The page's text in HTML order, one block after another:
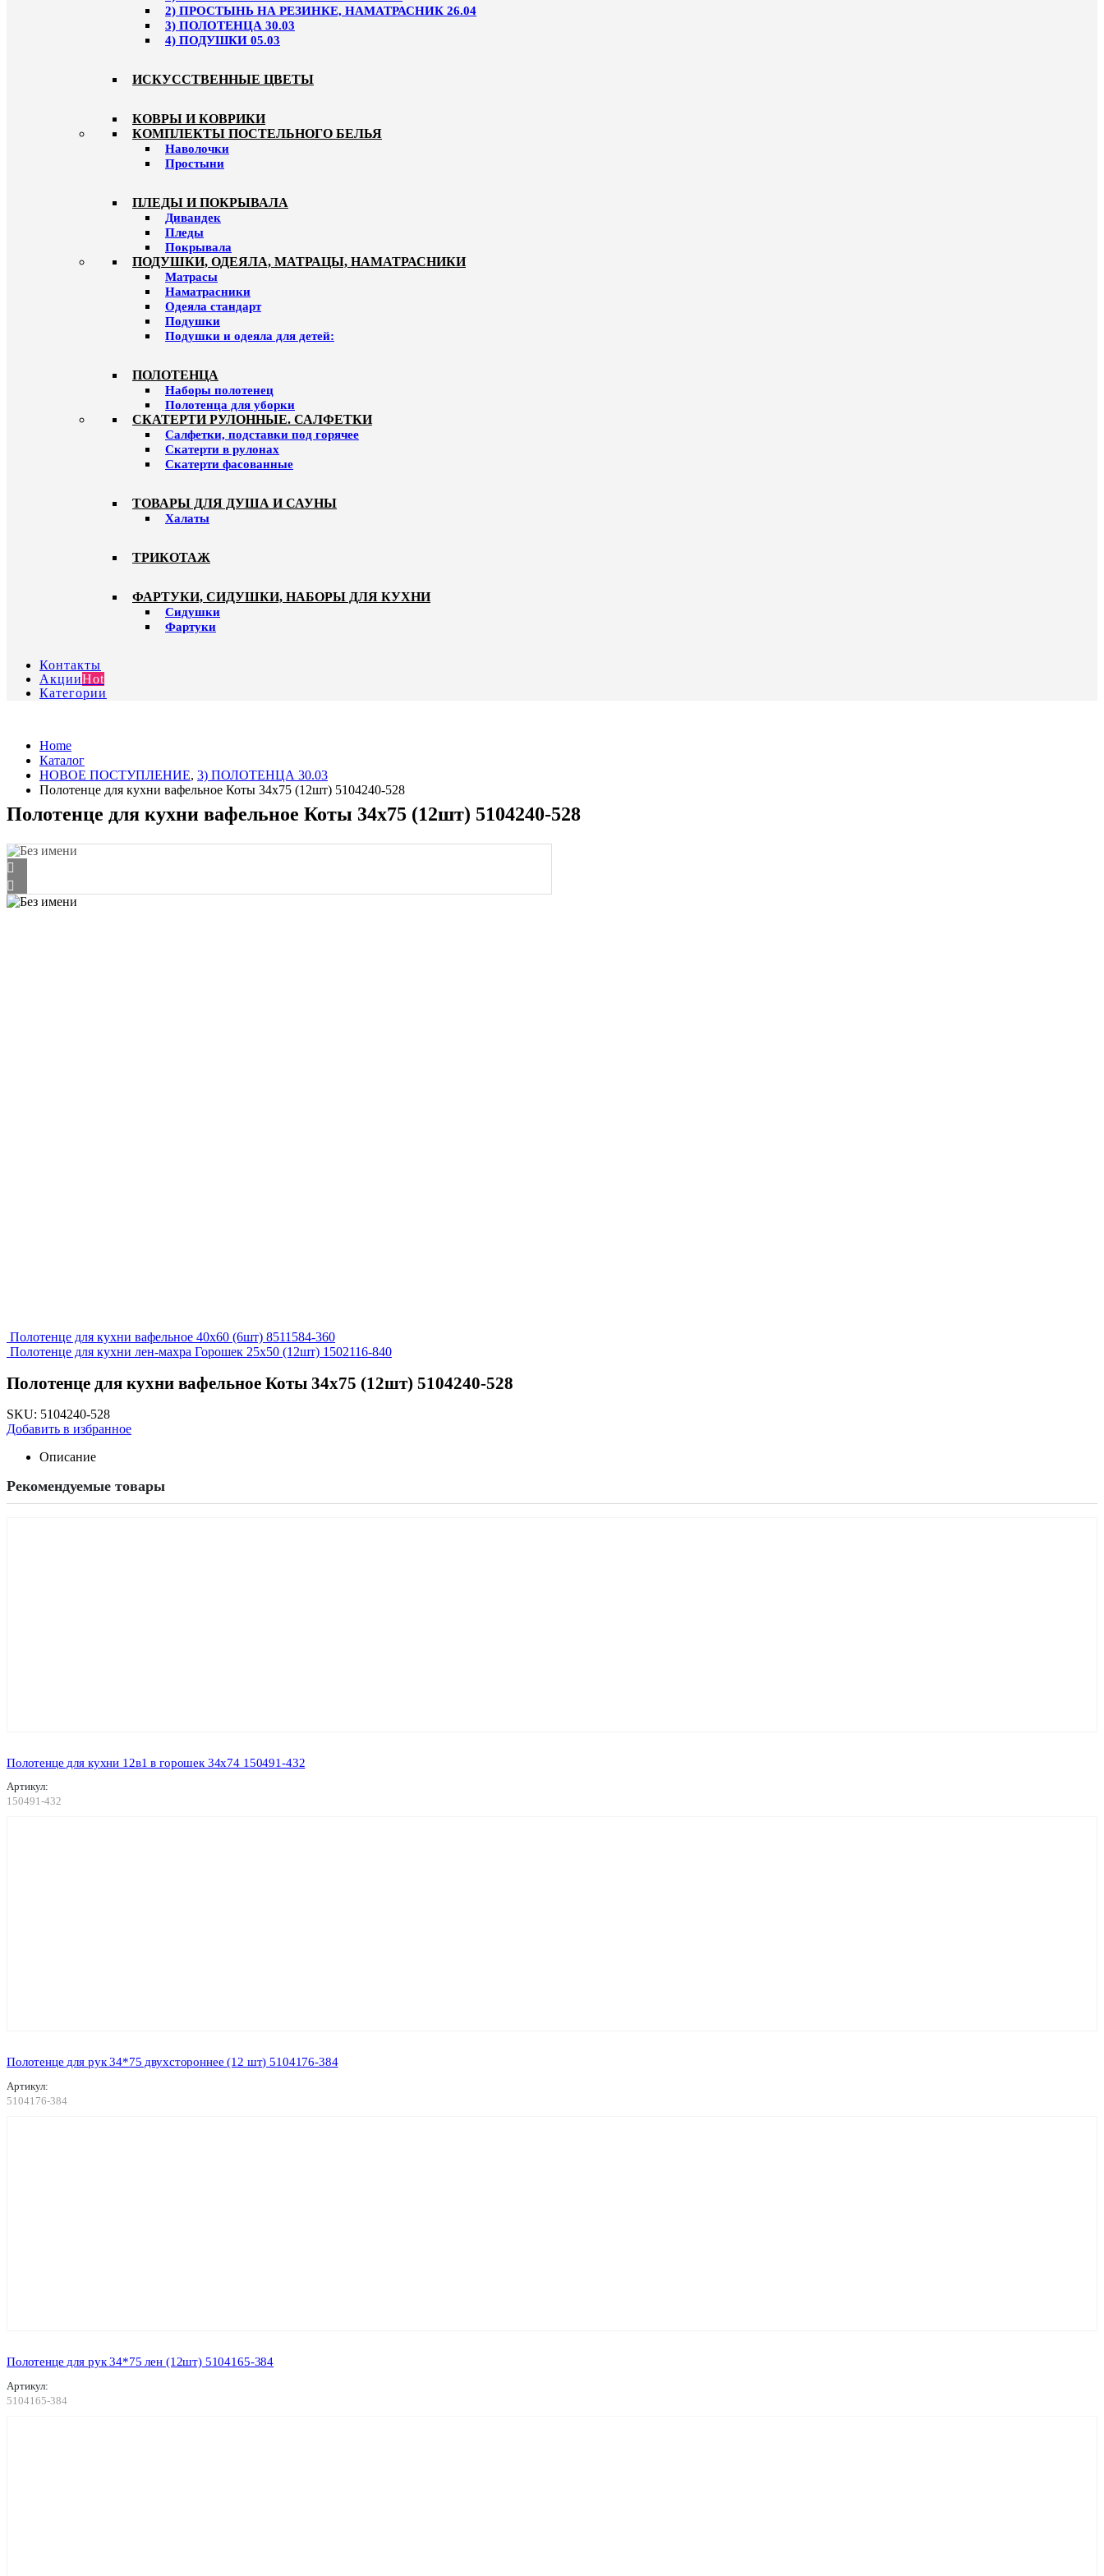
2) ПРОСТЫНЬ НА РЕЗИНКЕ, НАМАТРАСНИК 26.04
3) ПОЛОТЕНЦА 30.03
4) ПОДУШКИ 05.03
ИСКУССТВЕННЫЕ ЦВЕТЫ
КОВРЫ И КОВРИКИ
КОМПЛЕКТЫ ПОСТЕЛЬНОГО БЕЛЬЯ
Наволочки
Простыни
ПЛЕДЫ И ПОКРЫВАЛА
Дивандек
Пледы
Покрывала
ПОДУШКИ, ОДЕЯЛА, МАТРАЦЫ, НАМАТРАСНИКИ
Матрасы
Наматрасники
Одеяла стандарт
Подушки
Подушки и одеяла для детей:
ПОЛОТЕНЦА
Наборы полотенец
Полотенца для уборки
СКАТЕРТИ РУЛОННЫЕ. САЛФЕТКИ
Салфетки, подставки под горячее
Скатерти в рулонах
Скатерти фасованные
ТОВАРЫ ДЛЯ ДУША И САУНЫ
Халаты
ТРИКОТАЖ
ФАРТУКИ, СИДУШКИ, НАБОРЫ ДЛЯ КУХНИ
Сидушки
Фартуки
Контакты
АкцииHot
Категории
Home
Каталог
HОВОЕ ПОСТУПЛЕНИЕ, 3) ПОЛОТЕНЦА 30.03
Полотенце для кухни вафельное Коты 34х75 (12шт) 5104240-528
Полотенце для кухни вафельное Коты 34х75 (12шт) 5104240-528
Полотенце для кухни вафельное 40х60 (6шт) 8511584-360
Полотенце для кухни лен-махра Горошек 25х50 (12шт) 1502116-840
Полотенце для кухни вафельное Коты 34х75 (12шт) 5104240-528
SKU: 5104240-528
Добавить в избранное
Описание
Рекомендуемые товары
Полотенце для кухни 12в1 в горошек 34х74 150491-432
Артикул:
150491-432
Полотенце для рук 34*75 двухстороннее (12 шт) 5104176-384
Артикул:
5104176-384
Полотенце для рук 34*75 лен (12шт) 5104165-384
Артикул:
5104165-384